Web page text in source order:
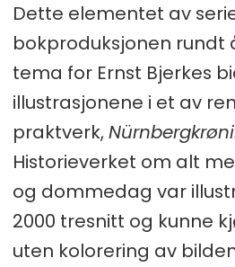
Dette elementet av
bokproduksjonen rundt
tema for Ernst Bjerkes
illustrasjonene i et av
praktverk,
Historieverket om alt
og dommedag var
2000 tresnitt og kunne
uten kolorering av